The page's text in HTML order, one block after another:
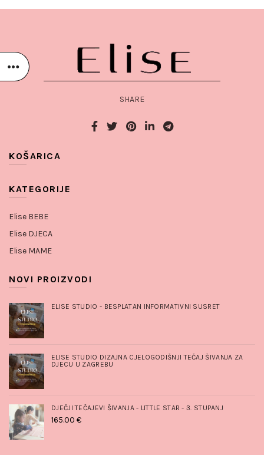
SHARE
KOŠARICA
KATEGORIJE
Elise BEBE
Elise DJECA
Elise MAME
NOVI PROIZVODI
ELISE STUDIO - BESPLATAN INFORMATIVNI SUSRET
ELISE STUDIO DIZAJNA CJELOGODIŠNJI TEČAJ ŠIVANJA ZA
DJECU U ZAGREBU
DJEČJI TEČAJEVI ŠIVANJA - LITTLE STAR - 3. STUPANJ
165.00 €